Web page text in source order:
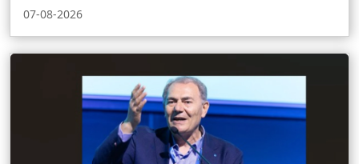
07-08-2026